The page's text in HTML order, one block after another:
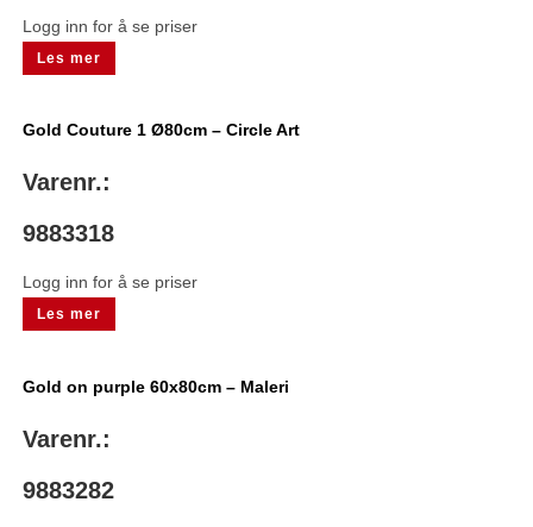
Logg inn for å se priser
Les mer
Gold Couture 1 Ø80cm – Circle Art
Varenr.:
9883318
Logg inn for å se priser
Les mer
Gold on purple 60x80cm – Maleri
Varenr.:
9883282